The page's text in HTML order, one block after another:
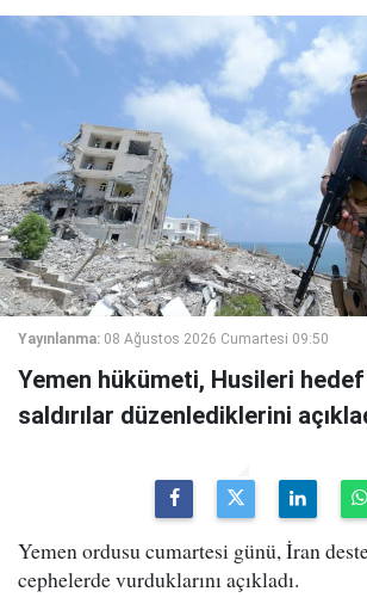
Yayınlanma: 08 Ağustos 2026 Cumartesi 09:50
Yemen hükümeti, Husileri
saldırılar düzenlediklerini
Yemen ordusu cumartesi günü, İran
cephelerde vurduklarını açıkladı.